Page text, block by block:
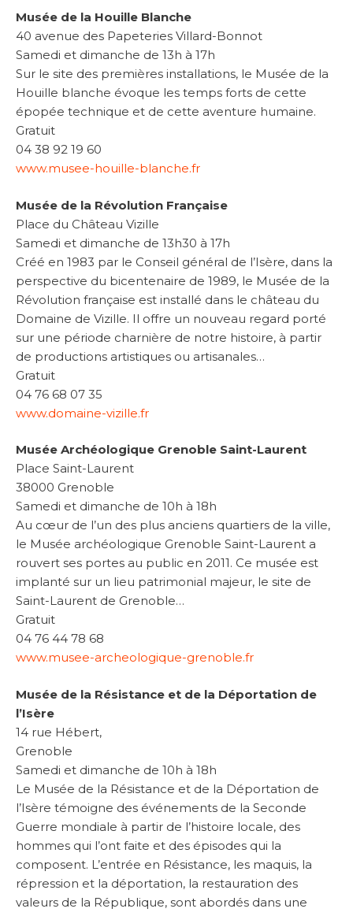
Musée de la Houille Blanche
40 avenue des Papeteries Villard-Bonnot
Samedi et dimanche de 13h à 17h
Sur le site des premières installations, le Musée de la
Houille blanche évoque les temps forts de cette
épopée technique et de cette aventure humaine.
Gratuit
04 38 92 19 60
www.musee-houille-blanche.fr
Musée de la Révolution Française
Place du Château Vizille
Samedi et dimanche de 13h30 à 17h
Créé en 1983 par le Conseil général de l’Isère, dans la
perspective du bicentenaire de 1989, le Musée de la
Révolution française est installé dans le château du
Domaine de Vizille. Il offre un nouveau regard porté
sur une période charnière de notre histoire, à partir
de productions artistiques ou artisanales…
Gratuit
04 76 68 07 35
www.domaine-vizille.fr
Musée Archéologique Grenoble Saint-Laurent
Place Saint-Laurent
38000 Grenoble
Samedi et dimanche de 10h à 18h
Au cœur de l’un des plus anciens quartiers de la ville,
le Musée archéologique Grenoble Saint-Laurent a
rouvert ses portes au public en 2011. Ce musée est
implanté sur un lieu patrimonial majeur, le site de
Saint-Laurent de Grenoble…
Gratuit
04 76 44 78 68
www.musee-archeologique-grenoble.fr
Musée de la Résistance et de la Déportation de
l’Isère
14 rue Hébert,
Grenoble
Samedi et dimanche de 10h à 18h
Le Musée de la Résistance et de la Déportation de
l’Isère témoigne des événements de la Seconde
Guerre mondiale à partir de l’histoire locale, des
hommes qui l’ont faite et des épisodes qui la
composent. L’entrée en Résistance, les maquis, la
répression et la déportation, la restauration des
valeurs de la République, sont abordés dans une